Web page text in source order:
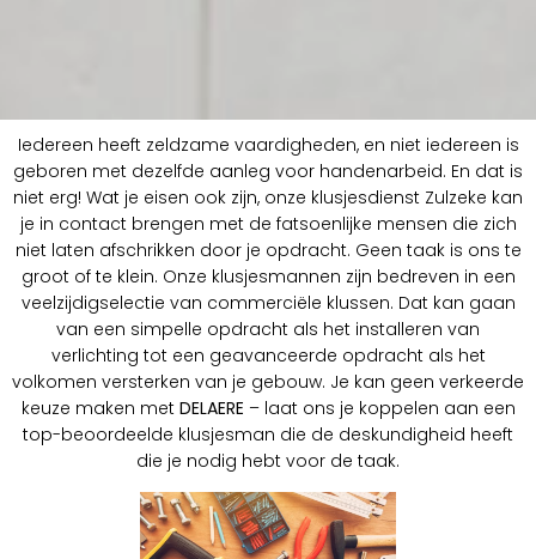
Iedereen heeft zeldzame vaardigheden, en niet iedereen is
geboren met dezelfde aanleg voor handenarbeid. En dat is
niet erg! Wat je eisen ook zijn, onze klusjesdienst Zulzeke kan
je in contact brengen met de fatsoenlijke mensen die zich
niet laten afschrikken door je opdracht. Geen taak is ons te
groot of te klein. Onze klusjesmannen zijn bedreven in een
veelzijdigselectie van commerciële klussen. Dat kan gaan
van een simpelle opdracht als het installeren van
verlichting tot een geavanceerde opdracht als het
volkomen versterken van je gebouw. Je kan geen verkeerde
keuze maken met DELAERE – laat ons je koppelen aan een
top-beoordeelde klusjesman die de deskundigheid heeft
die je nodig hebt voor de taak.